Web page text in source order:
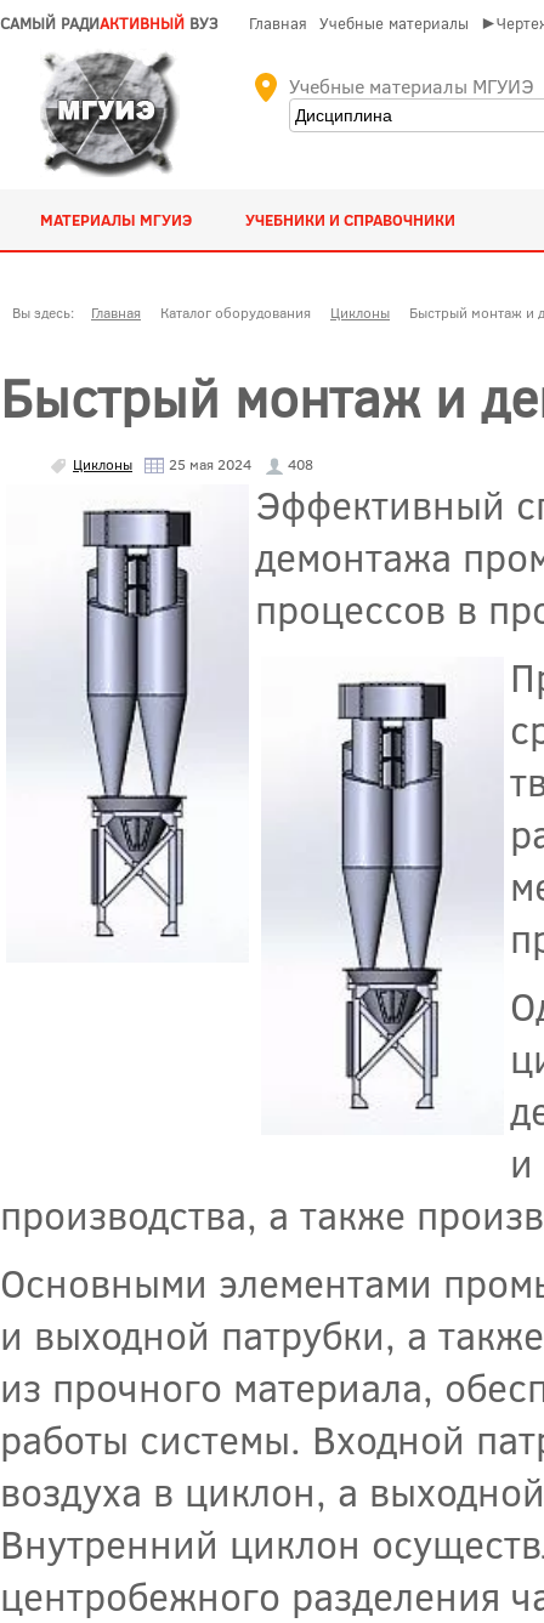
САМЫЙ РАДИАКТИВНЫЙ ВУЗ Главная Учебные материалы
Учебные материалы МГУИЭ
МАТЕРИАЛЫ МГУИЭ УЧЕБНИКИ И СПРАВОЧНИКИ
Вы здесь: Главная Каталог оборудования Циклоны Быстрый монтаж и
Быстрый монтаж и
Циклоны 25 мая 2024 408
Эффективный
демонтажа
процессов в
и
производства, а также
Основными элементами
и выходной патрубки, а
из прочного материала,
работы системы. Входной
воздуха в циклон, а
Внутренний циклон
центробежного разделения